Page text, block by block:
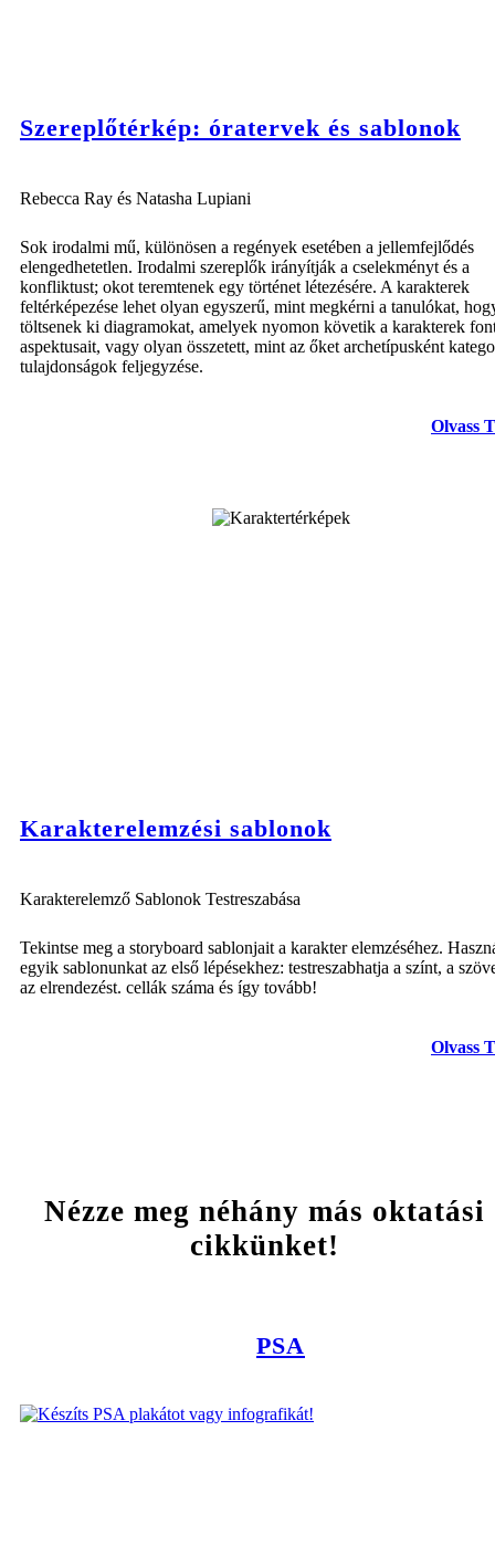
Szereplőtérkép: óratervek és sablonok
Rebecca Ray és Natasha Lupiani
Sok irodalmi mű, különösen a regények esetében a jellemfejlődés
elengedhetetlen. Irodalmi szereplők irányítják a cselekményt és a
konfliktust; okot teremtenek egy történet létezésére. A karakterek
feltérképezése lehet olyan egyszerű, mint megkérni a tanulókat,
töltsenek ki diagramokat, amelyek nyomon követik a karakterek
aspektusait, vagy olyan összetett, mint az őket archetípusként
tulajdonságok feljegyzése.
Olvass
Karakterelemzési sablonok
Karakterelemző Sablonok Testreszabása
Tekintse meg a storyboard sablonjait a karakter elemzéséhez.
egyik sablonunkat az első lépésekhez: testreszabhatja a színt, a
az elrendezést. cellák száma és így tovább!
Olvass
Nézze meg néhány más oktatási
cikkünket!
PSA